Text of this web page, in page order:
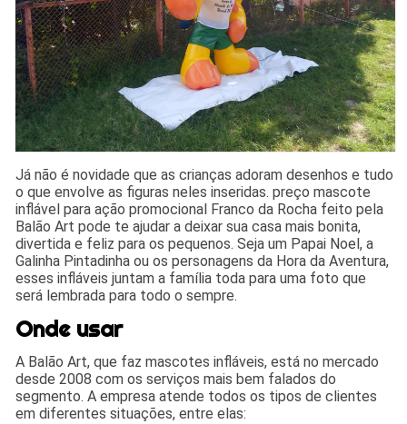
Já não é novidade que as crianças adoram desenhos e tudo
o que envolve as figuras neles inseridas. preço mascote
inflável para ação promocional Franco da Rocha feito pela
Balão Art pode te ajudar a deixar sua casa mais bonita,
divertida e feliz para os pequenos. Seja um Papai Noel, a
Galinha Pintadinha ou os personagens da Hora da Aventura,
esses infláveis juntam a família toda para uma foto que
será lembrada para todo o sempre.
Onde usar
A Balão Art, que faz mascotes infláveis, está no mercado
desde 2008 com os serviços mais bem falados do
segmento. A empresa atende todos os tipos de clientes
em diferentes situações, entre elas: